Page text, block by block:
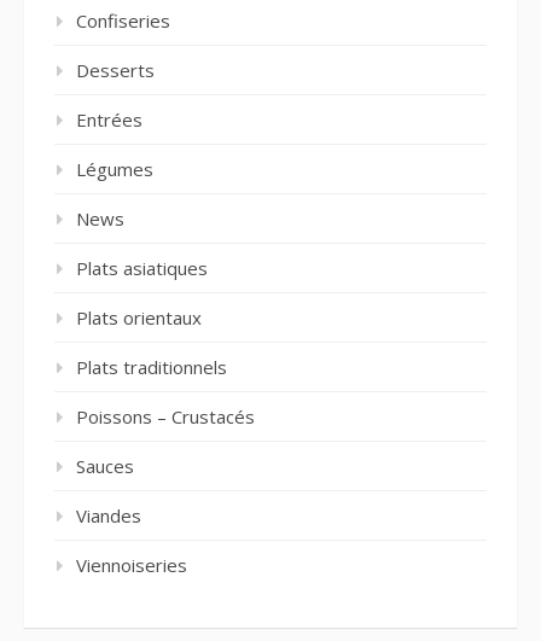
Confiseries
Desserts
Entrées
Légumes
News
Plats asiatiques
Plats orientaux
Plats traditionnels
Poissons – Crustacés
Sauces
Viandes
Viennoiseries